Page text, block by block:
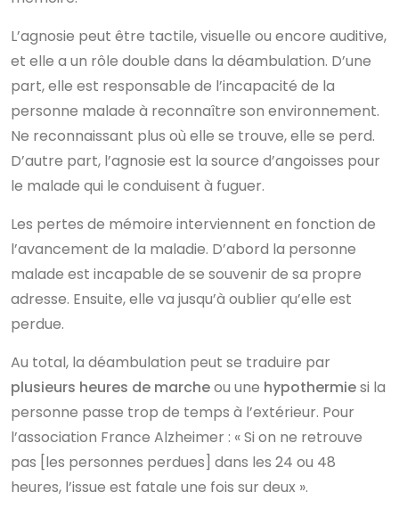
L’agnosie peut être tactile, visuelle ou encore auditive,
et elle a un rôle double dans la déambulation. D’une
part, elle est responsable de l’incapacité de la
personne malade à reconnaître son environnement.
Ne reconnaissant plus où elle se trouve, elle se perd.
D’autre part, l’agnosie est la source d’angoisses pour
le malade qui le conduisent à fuguer.
Les pertes de mémoire interviennent en fonction de
l’avancement de la maladie. D’abord la personne
malade est incapable de se souvenir de sa propre
adresse. Ensuite, elle va jusqu’à oublier qu’elle est
perdue.
Au total, la déambulation peut se traduire par
plusieurs heures de marcheou une hypothermiesi la
personne passe trop de temps à l’extérieur. Pour
l’association France Alzheimer : « Si on ne retrouve
pas [les personnes perdues] dans les 24 ou 48
heures, l’issue est fatale une fois sur deux ».